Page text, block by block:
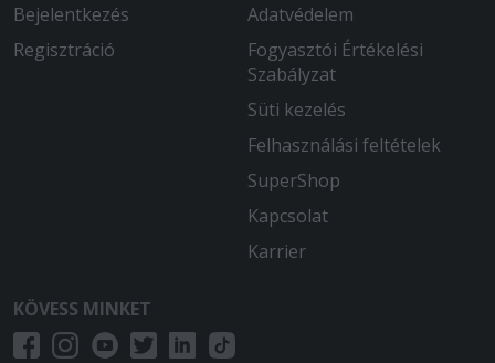
Bejelentkezés
Regisztráció
Adatvédelem
Fogyasztói Értékelési
Szabályzat
Süti kezelés
Felhasználási feltételek
SuperShop
Kapcsolat
Karrier
KÖVESS MINKET